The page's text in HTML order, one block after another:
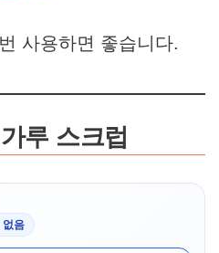
사용하면 좋습니다.
루 스크럽
없음